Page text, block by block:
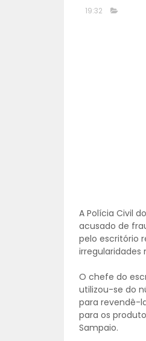
19:32
A Polícia Civil
acusado de
pelo escritório
irregularidades
O chefe do
utilizou-se do
para revendê-
para os
Sampaio.